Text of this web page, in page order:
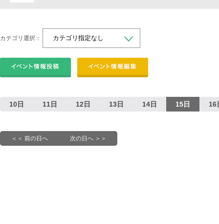
カテゴリ選択：
10日 11日 12日 13日 14日 15日 16
＜＜ 前の日へ 次の日へ ＞＞